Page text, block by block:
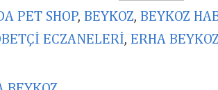
PET SHOP, BEYKOZ, BEYKOZ
ECZANELERİ, ERHA